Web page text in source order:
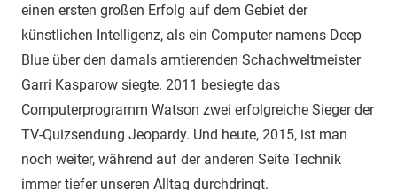
einen ersten großen Erfolg auf dem Gebiet der
künstlichen Intelligenz, als ein Computer namens Deep
Blue über den damals amtierenden Schachweltmeister
Garri Kasparow siegte. 2011 besiegte das
Computerprogramm Watson zwei erfolgreiche Sieger der
TV-Quizsendung Jeopardy. Und heute, 2015, ist man
noch weiter, während auf der anderen Seite Technik
immer tiefer unseren Alltag durchdringt.